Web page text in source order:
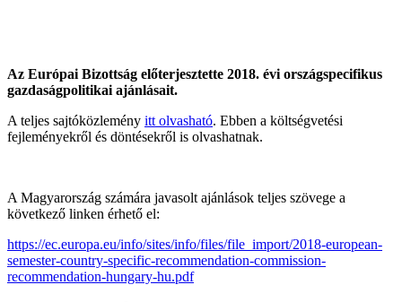
Az Európai Bizottság előterjesztette 2018. évi országspecifikus
gazdaságpolitikai ajánlásait.
A teljes sajtóközlemény itt olvasható. Ebben a költségvetési
fejleményekről és döntésekről is olvashatnak.
A Magyarország számára javasolt ajánlások teljes szövege a
következő linken érhető el:
https://ec.europa.eu/info/sites/info/files/file_import/2018-european-
semester-country-specific-recommendation-commission-
recommendation-hungary-hu.pdf